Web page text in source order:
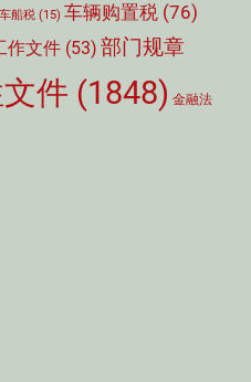
车船税 (15) 车辆购置税 (76)
作文件 (53) 部门规章
件 (1848) 金融法